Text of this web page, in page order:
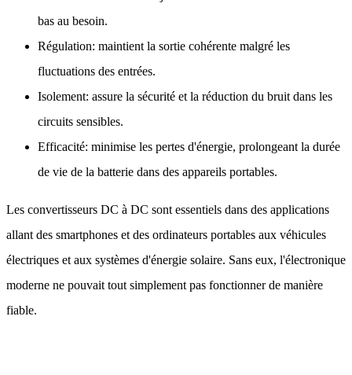
bas au besoin.
Régulation: maintient la sortie cohérente malgré les
fluctuations des entrées.
Isolement: assure la sécurité et la réduction du bruit dans les
circuits sensibles.
Efficacité: minimise les pertes d'énergie, prolongeant la durée
de vie de la batterie dans des appareils portables.
Les convertisseurs DC à DC sont essentiels dans des applications
allant des smartphones et des ordinateurs portables aux véhicules
électriques et aux systèmes d'énergie solaire. Sans eux, l'électronique
moderne ne pouvait tout simplement pas fonctionner de manière
fiable.